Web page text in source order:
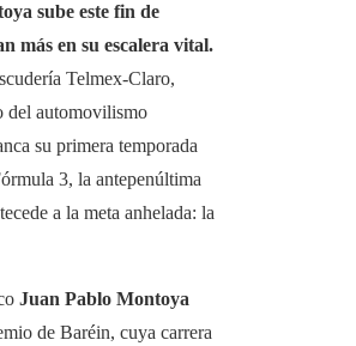
sube este fin de
más en su escalera vital.
Telmex-Claro,
del automovilismo
su primera temporada
3, la antepenúltima
a la meta anhelada: la
Juan Pablo Montoya
de Baréin, cuya carrera